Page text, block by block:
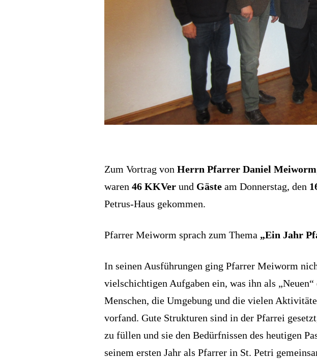
Zum Vortrag von Herrn Pfarrer Daniel Meiworm
waren 46 KKVer und Gäste am Donnerstag, den
Petrus-Haus gekommen.
Pfarrer Meiworm sprach zum Thema „Ein Jahr
In seinen Ausführungen ging Pfarrer Meiworm
vielschichtigen Aufgaben ein, was ihn als
Menschen, die Umgebung und die vielen
vorfand. Gute Strukturen sind in der Pfarrei
zu füllen und sie den Bedürfnissen des heutigen
seinem ersten Jahr als Pfarrer in St. Petri